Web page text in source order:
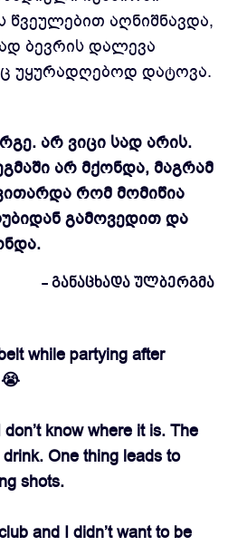
წვეულებით აღნიშნავდა,
ბევრის დალევა
უყურადღებოდ დატოვა.
არ ვიცი სად არის.
არ მქონდა, მაგრამ
რომ მომიწია
გამოვედით და
- განაცხადა ულბერგმა
while partying after
know where it is. The
One thing leads to
shots.
and I didn’t want to be